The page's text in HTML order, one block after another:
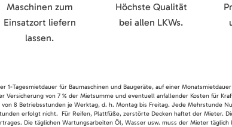
Maschinen zum
Einsatzort liefern
lassen.
Höchste Qualität
bei allen LKWs.
1-Tagesmietdauer für Baumaschinen und Baugeräte, auf einer
Versicherung von 7 % der Mietsumme und eventuell anfallender Kosten für
8 Betriebsstunden je Werktag, d. h. Montag bis Freitag. Jede Mehrstunde
erfolgt nicht. Für Reifen, Plattfüße, zerstörte Decken haftet der Mieter.
Die täglichen Wartungsarbeiten Öl, Wasser usw. muss der Mieter